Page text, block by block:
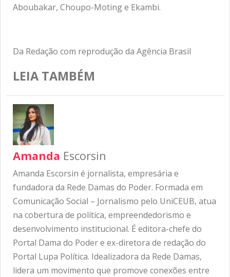
Aboubakar, Choupo-Moting e Ekambi.
Da Redação com reprodução da Agência Brasil
LEIA TAMBÉM
Amanda Escorsin
Amanda Escorsin é jornalista, empresária e
fundadora da Rede Damas do Poder. Formada em
Comunicação Social – Jornalismo pelo UniCEUB, atua
na cobertura de política, empreendedorismo e
desenvolvimento institucional. É editora-chefe do
Portal Dama do Poder e ex-diretora de redação do
Portal Lupa Política. Idealizadora da Rede Damas,
lidera um movimento que promove conexões entre